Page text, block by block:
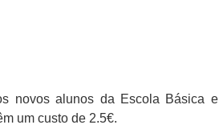
novos alunos da Escola Básica e
um custo de 2.5€.